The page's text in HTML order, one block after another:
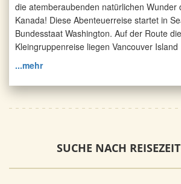
die atemberaubenden natürlichen Wunder
Kanada! Diese Abenteuerreise startet in
Bundesstaat Washington. Auf der Route
Kleingruppenreise liegen Vancouver Island
...mehr
SUCHE NACH